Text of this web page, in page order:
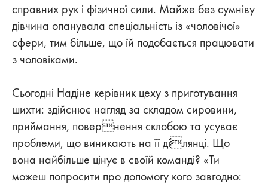
справних рук і фізичної сили. Майже без сумніву
дівчина опанувала спеціальність із «чоловічої»
сфери, тим більше, що їй подобається працювати
з чоловіками.
Сьогодні Надіне керівник цеху з приготування
шихти: здійснює нагляд за складом сировини,
приймання, повернення склобою та усуває
проблеми, що виникають на її ділянці. Що
вона найбільше цінує в своїй команді? «Ти
можеш попросити про допомогу кого завгодно: